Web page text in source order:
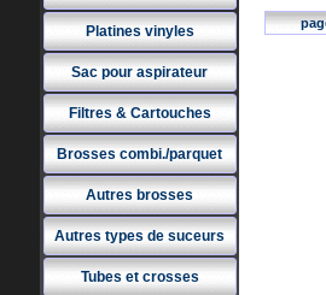
Platines vinyles
Sac pour aspirateur
Filtres & Cartouches
Brosses combi./parquet
Autres brosses
Autres types de suceurs
Tubes et crosses